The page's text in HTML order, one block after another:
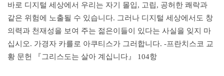
바로 디지털 세상에서 우리는 자기 몰입, 고립, 공허한 쾌락과
같은 위험에 노출될 수 있습니다. 그러나 디지털 세상에서도 창
의력과 천재성을 보여 주는 젊은이들이 있다는 사실을 잊지 마
십시오. 가경자 카를로 아쿠티스가 그러합니다. -프란치스코 교
황 문헌 『그리스도는 살아 계십니다』 104항